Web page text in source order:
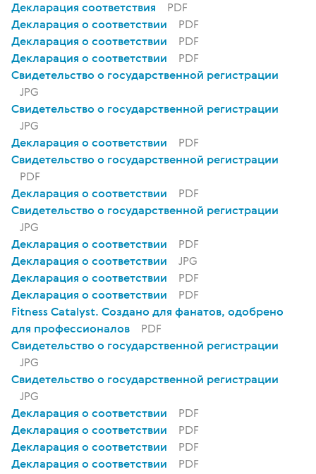
Декларация соответствия
PDF
Декларация о соответствии
PDF
Декларация о соответствии
PDF
Декларация о соответствии
PDF
Свидетельство о государственной регистрации
JPG
Свидетельство о государственной регистрации
JPG
Декларация о соответствии
PDF
Свидетельство о государственной регистрации
PDF
Декларация о соответствии
PDF
Свидетельство о государственной регистрации
JPG
Декларация о соответствии
PDF
Декларация о соответствии
JPG
Декларация о соответствии
PDF
Декларация о соответствии
PDF
Fitness Catalyst. Создано для фанатов, одобрено
для профессионалов
PDF
Свидетельство о государственной регистрации
JPG
Свидетельство о государственной регистрации
JPG
Декларация о соответствии
PDF
Декларация о соответствии
PDF
Декларация о соответствии
PDF
Декларация о соответствии
PDF